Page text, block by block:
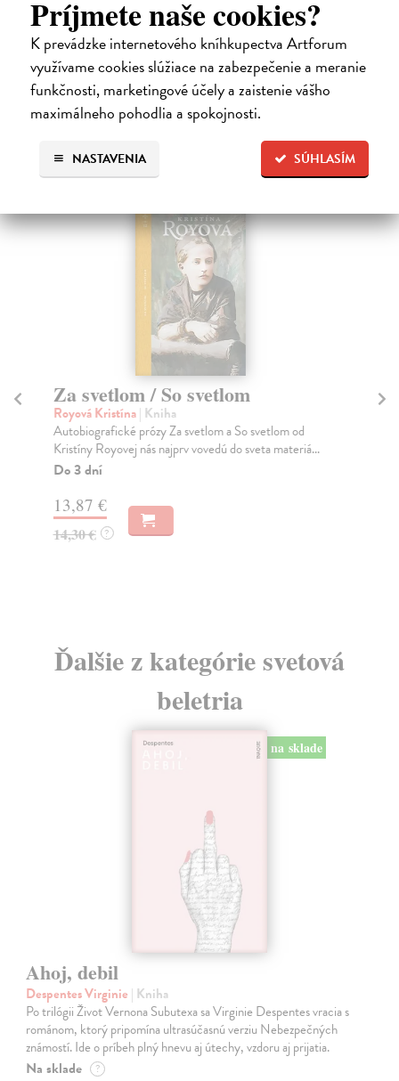
Príjmete naše cookies?
K prevádzke internetového kníhkupectva Artforum
využívame cookies slúžiace na zabezpečenie a meranie
funkčnosti, marketingové účely a zaistenie vášho
maximálneho pohodlia a spokojnosti.
SÚHLASÍM
NASTAVENIA
23,50 €
High-contrast mode
Čitatelia s podobným vkusom si
kúpili aj:
Za svetlom / So svetlom
Royová Kristína| Kniha
Autobiografické prózy Za svetlom a So svetlom od
Kristíny Royovej nás najprv vovedú do sveta materiá...
Do 3 dní
13,87 €
14,30 € ?
Ďalšie z kategórie svetová
beletria
na sklade
Ahoj, debil
Despentes Virginie | Kniha
Po trilógii Život Vernona Subutexa sa Virginie Despentes vracia s
románom, ktorý pripomína ultrasúčasnú verziu Nebezpečných
známostí. Ide o príbeh plný hnevu aj útechy, vzdoru aj prijatia.
Na sklade ?